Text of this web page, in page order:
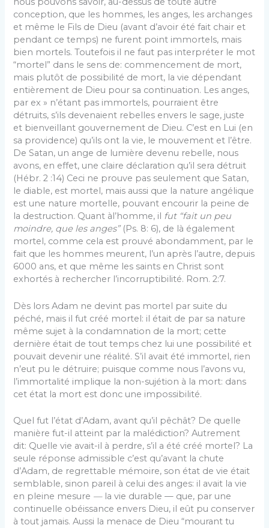
conception, que les hom­mes, les anges, les archanges
et même le Fils de Dieu (avant d’avoir été fait chair et
pendant ce temps) ne furent point immortels, mais
bien mortels. Toutefois il ne faut pas interpréter le mot
“mortel” dans le sens de: commencement de mort,
mais plutôt de possibilité de mort, la vie dépendant
entièrement de Dieu pour sa continuation. Les anges,
par ex » n’étant pas immortels, pourraient être
détruits, s’ils devenaient rebelles envers le sage, juste
et bienveillant gouvernement de Dieu. C’est en Lui (en
sa providence) qu’ils ont la vie, le mouvement et l’être.
De Satan, un ange de lumière devenu rebelle, nous
avons, en effet, une claire déclaration qu’il sera détruit
(Hébr. 2 :14) Ceci ne prouve pas seule­ment que Satan,
le diable, est mortel, mais aussi que la nature angélique
est une nature mortelle, pouvant encourir la peine de
la destruction. Quant àl’homme, il fut “fait un peu
moindre, que les anges”(Ps. 8: 6), de là également
mortel, comme cela est prouvé abon­damment, par le
fait que les hommes meurent, l’un après l’autre, depuis
6000 ans, et que même les saints en Christ sont
exhortés à rechercher l’incorruptibilité. Rom. 2:7.
Dès lors Adam ne devint pas mortel par suite du
péché, mais il fut créé mortel: il était de par sa nature
même sujet à la condamnation de la mort; cette
dernière était de tout temps chez lui une possibilité et
pouvait devenir une réalité. S’il avait été immortel, rien
n’eut pu le détruire; puisque comme nous l’avons vu,
l’immortalité implique la non-sujétion à la mort: dans
cet état la mort est donc une impossibilité.
Quel fut l’état d’Adam, avant qu’il pêchât? De quelle
manière fut-il atteint par la malédiction? Autrement
dit: Quelle vie avait-il à perdre, s’il a été créé mortel? La
seule réponse admissible c’est qu’avant la chute
d’Adam, de regrettable mémoire, son état de vie était
semblable, sinon pareil à celui des anges: il avait la vie
en pleine mesure — la vie durable — que, par une
continuelle obéissance envers Dieu, il eût pu conserver
à tout ja­mais. Aussi la menace de Dieu “mourant tu